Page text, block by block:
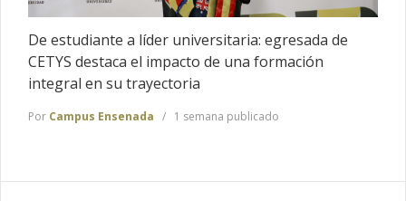
De estudiante a líder universitaria: egresada de
CETYS destaca el impacto de una formación
integral en su trayectoria
Por Campus Ensenada 1 semana publicado